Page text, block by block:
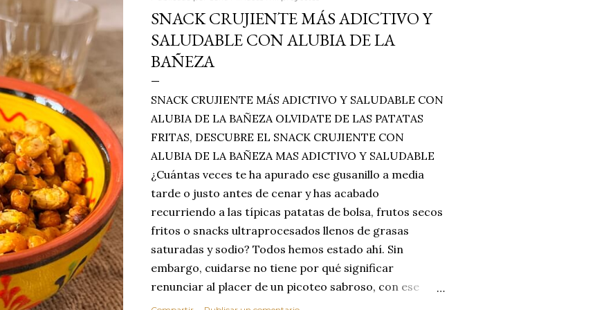
SNACK CRUJIENTE MÁS ADICTIVO Y
SALUDABLE CON ALUBIA DE LA
BAÑEZA
SNACK CRUJIENTE MÁS ADICTIVO Y SALUDABLE CON
ALUBIA DE LA BAÑEZA OLVIDATE DE LAS PATATAS
FRITAS, DESCUBRE EL SNACK CRUJIENTE CON
ALUBIA DE LA BAÑEZA MAS ADICTIVO Y SALUDABLE
¿Cuántas veces te ha apurado ese gusanillo a media
tarde o justo antes de cenar y has acabado
recurriendo a las típicas patatas de bolsa, frutos secos
fritos o snacks ultraprocesados llenos de grasas
saturadas y sodio? Todos hemos estado ahí. Sin
embargo, cuidarse no tiene por qué significar
renunciar al placer de un picoteo sabroso, con ese
toque tostado y crujiente que tanto nos satisface.